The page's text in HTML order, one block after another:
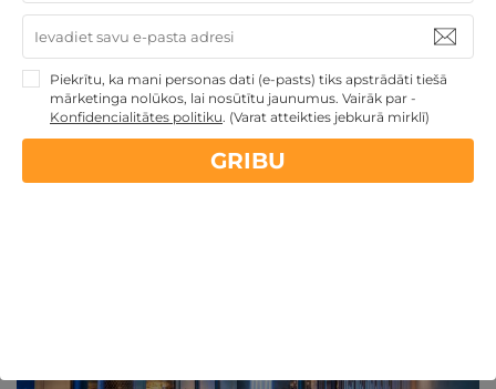
GribuAtpusties
Discount with percentage
round sign lv
Izvēlieties no20GribuAtpusties.lv atpūtas
piedāvājumiem
Discount with percentage round sign lv
Piekrītu, ka mani personas dati (e-pasts) tiks apstrādāti tiešā
mārketinga nolūkos, lai nosūtītu jaunumus. Vairāk par -
Konfidencialitātes politiku. (Varat atteikties jebkurā mirklī)
GRIBU